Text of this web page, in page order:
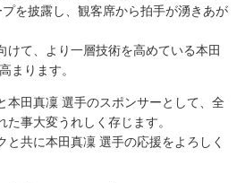
プを披露し、観客席から拍手が湧きあが
けて、より一層技術を高めている本田
まります。
本田真凜 選手のスポンサーとして、全
事大変うれしく存じます。
と共に本田真凜 選手の応援をよろしく